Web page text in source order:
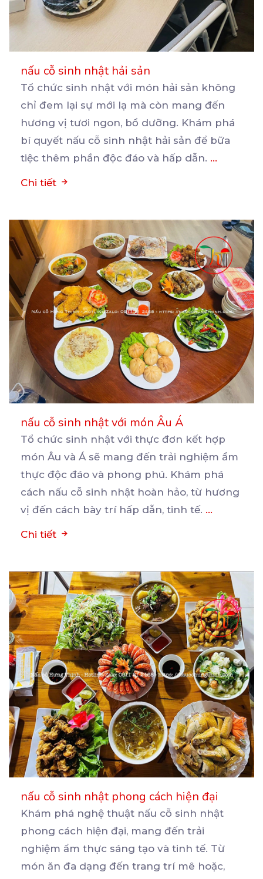
nấu cỗ sinh nhật hải sản
Tổ chức sinh nhật với món hải sản không
chỉ đem lại sự mới lạ mà còn mang đến
hương vị tươi ngon, bổ dưỡng. Khám phá
bí quyết nấu cỗ sinh nhật hải sản để bữa
tiệc thêm phần độc đáo và hấp dẫn. ...
Chi tiết
nấu cỗ sinh nhật với món Âu Á
Tổ chức sinh nhật với thực đơn kết hợp
món Âu và Á sẽ mang đến trải nghiệm ẩm
thực độc đáo và phong phú. Khám phá
cách nấu cỗ sinh nhật hoàn hảo, từ hương
vị đến cách bày trí hấp dẫn, tinh tế. ...
Chi tiết
nấu cỗ sinh nhật phong cách hiện đại
Khám phá nghệ thuật nấu cỗ sinh nhật
phong cách hiện đại, mang đến trải
nghiệm ẩm thực sáng tạo và tinh tế. Từ
món ăn đa dạng đến trang trí mê hoặc,